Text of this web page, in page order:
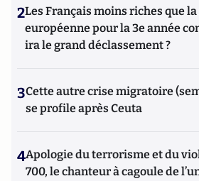
2Les Français moins riches que
européenne pour la 3e année
ira le grand déclassement ?
3Cette autre crise migratoire
se profile après Ceuta
4Apologie du terrorisme et du
700, le chanteur à cagoule de